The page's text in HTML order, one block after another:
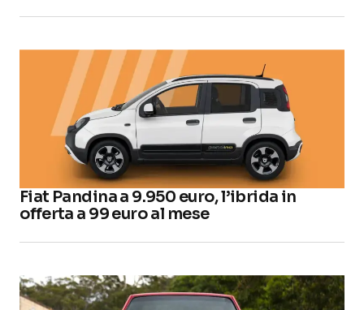
Fiat Pandina a 9.950 euro, l’ibrida in
offerta a 99 euro al mese